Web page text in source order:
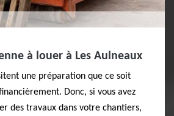
à louer à Les Aulneaux
une préparation que ce soit
Donc, si vous avez
des travaux dans votre chantiers,